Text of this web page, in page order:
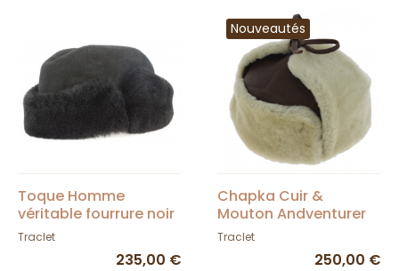
Toque Homme
véritable fourrure noir
Traclet
235,00 €
Nouveautés
Chapka Cuir &
Mouton Andventurer
Marron - Traclet
Traclet
250,00 €